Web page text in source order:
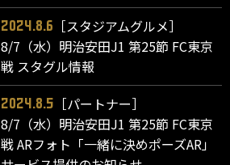
2024.8.6
［スタジアムグルメ］
8/7（水）明治安田J1 第25節 FC東京
戦 スタグル情報
2024.8.5
［パートナー］
8/7（水）明治安田J1 第25節 FC東京
戦 ARフォト「一緒に決めポーズAR」